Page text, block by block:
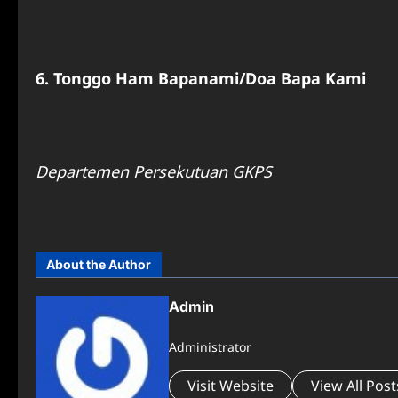
6. Tonggo Ham Bapanami/Doa Bapa Kami
Departemen Persekutuan GKPS
About the Author
Admin
Administrator
Visit Website View All